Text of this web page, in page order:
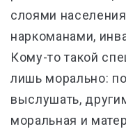
слоями населения
наркоманами,
Кому-то такой
лишь морально:
выслушать,
моральная и